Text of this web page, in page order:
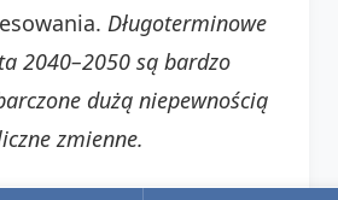
Długoterminowe
2040–2050 są bardzo
dużą niepewnością
zmienne.